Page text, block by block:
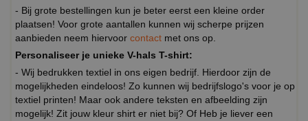
- Bij grote bestellingen kun je beter eerst een kleine order
plaatsen! Voor grote aantallen kunnen wij scherpe prijzen
aanbieden neem hiervoor contact met ons op.
Personaliseer je unieke V-hals T-shirt:
- Wij bedrukken textiel in ons eigen bedrijf. Hierdoor zijn de
mogelijkheden eindeloos! Zo kunnen wij bedrijfslogo's voor je op
textiel printen! Maar ook andere teksten en afbeelding zijn
mogelijk! Zit jouw kleur shirt er niet bij? Of Heb je liever een